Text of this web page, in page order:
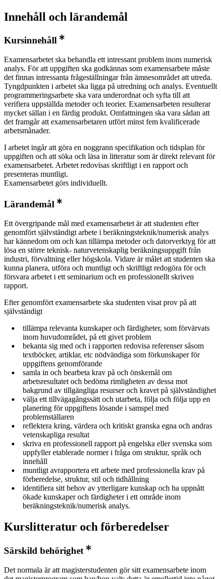
Innehåll och lärandemål
Kursinnehåll
Examensarbetet ska behandla ett intressant problem inom numerisk
analys. För att uppgiften ska godkännas som examensarbete måste
det finnas intressanta frågeställningar från ämnesområdet att utreda.
Tyngdpunkten i arbetet ska ligga på utredning och analys. Eventuellt
programmeringsarbete ska vara underordnat och syfta till att
verifiera uppställda metoder och teorier. Examensarbeten resulterar
mycket sällan i en färdig produkt. Omfattningen ska vara sådan att
det framgår att examensarbetaren utfört minst fem kvalificerade
arbetsmånader.
I arbetet ingår att göra en noggrann specifikation och tidsplan för
uppgiften och att söka och läsa in litteratur som är direkt relevant för
examensarbetet. Arbetet redovisas skriftligt i en rapport och
presenteras muntligt.
Examensarbetet görs individuellt.
Lärandemål
Ett övergripande mål med examensarbetet är att studenten efter
genomfört självständigt arbete i beräkningsteknik/numerisk analys
har kännedom om och kan tillämpa metoder och datorverktyg för att
lösa en större teknisk- naturvetenskaplig beräkningsuppgift från
industri, förvaltning eller högskola. Vidare är målet att studenten ska
kunna planera, utföra och muntligt och skriftligt redogöra för och
försvara arbetet i ett seminarium och en professionellt skriven
rapport.
Efter genomfört examensarbete ska studenten visat prov på att
självständigt
tillämpa relevanta kunskaper och färdigheter, som förvärvats
inom huvudområdet, på ett givet problem
bekanta sig med och i rapporten redovisa referenser såsom
textböcker, artiklar, etc nödvändiga som förkunskaper för
uppgiftens genomförande
samla in och bearbeta krav på och önskemål om
arbetsresultatet och bedöma rimligheten av dessa mot
bakgrund av tillgängliga resurser och kravet på självständighet
välja ett tillvägagångssätt och utarbeta, följa och följa upp en
planering för uppgiftens lösande i samspel med
problemställaren
reflektera kring, värdera och kritiskt granska egna och andras
vetenskapliga resultat
skriva en professionell rapport på engelska eller svenska som
uppfyller etablerade normer i fråga om struktur, språk och
innehåll
muntligt avrapportera ett arbete med professionella krav på
förberedelse, struktur, stil och tidhållning
identifiera sitt behov av ytterligare kunskap och ha uppnått
ökade kunskaper och färdigheter i ett område inom
beräkningsteknik/numerisk analys.
Kurslitteratur och förberedelser
Särskild behörighet
Det normala är att magisterstudenten gör sitt examensarbete inom